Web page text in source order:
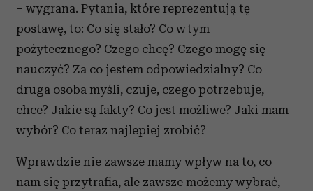
– wygrana. Pytania, które reprezentują tę
postawę, to: Co się stało? Co w tym
pożytecznego? Czego chcę? Czego mogę się
nauczyć? Za co jestem odpowiedzialny? Co
druga osoba myśli, czuje, czego potrzebuje,
chce? Jakie są fakty? Co jest możliwe? Jaki mam
wybór? Co teraz najlepiej zrobić?
Wprawdzie nie zawsze mamy wpływ na to, co
nam się przytrafia, ale zawsze możemy wybrać,